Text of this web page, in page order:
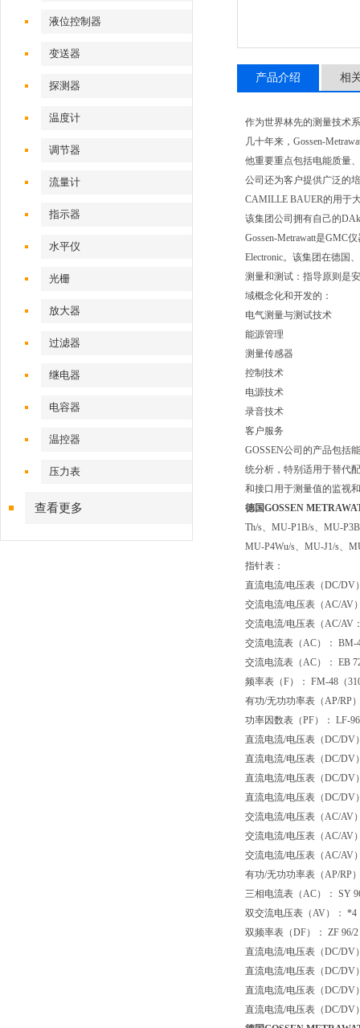
液位控制器
变送器
探测器
温度计
调节器
流量计
指示器
水平仪
光栅
放大器
过滤器
继电器
电容器
温控器
压力表
查看更多
产品介绍 相
作为世界林先的测量技术
几十年来， Gossen-
他重要重点包括电能质量
公司还为客户提供广泛的
CAMILLE BAUER的用于
该集团公司拥有自己的
Gossen-Metrawatt是GMC仪
Electronic。该集团在德国
测量和测试：指导原则是
域概念化和开发的：
电气测量与测试技术
能源管理
测量传感器
控制技术
电源技术
录音技术
客户服务
GOSSEN公司的产品包括
统分析，特别适用于替代
和接口用于测量值的监视
德国GOSSEN
Th/s、 MU-P1B/s、 MU-
MU-P4Wu/s、 MU-J1/s、
指针表：
直流电流/电压表（DC/DV
交流电流/电压表（AC/AV
交流电流/电压表（AC/AV
交流电流表（AC）： BM-
交流电流表（AC）： EB
频率表（F）： FM-48 （
有功/无功功率表（AP/RP
功率因数表（PF）： LF-96
直流电流/电压表（DC/DV
直流电流/电压表（DC/DV
直流电流/电压表（DC/DV
直流电流/电压表（DC/DV
交流电流/电压表（AC/AV
交流电流/电压表（AC/AV
交流电流/电压表（AC/AV
有功/无功功率表（AP/RP
三相电流表（AC）： SY
双交流电压表（AV）： *4
双频率表（DF）： ZF 96/2
直流电流/电压表（DC/DV
直流电流/电压表（DC/DV
直流电流/电压表（DC/DV
直流电流/电压表（DC/DV